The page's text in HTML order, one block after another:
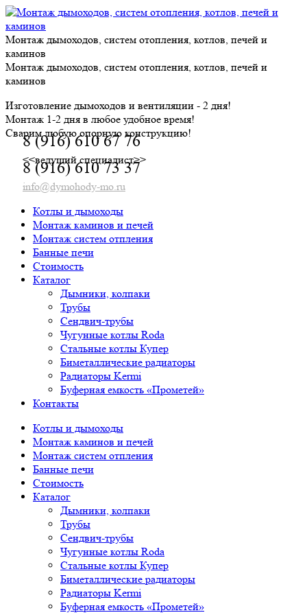
Skip
to
content
Монтаж дымоходов, систем отопления, котлов, печей и
каминов
Монтаж дымоходов, систем отопления, котлов, печей и
каминов
Изготовление дымоходов и вентиляции - 2 дня!
Монтаж 1-2 дня в любое удобное время!
Сварим любую опорную конструкцию!
8 (916) 610 67 76
<<ведущий специалист>>
8 (916) 610 73 37
info@dymohody-mo.ru
Котлы и дымоходы
Монтаж каминов и печей
Монтаж систем отпления
Банные печи
Стоимость
Каталог
Дымники, колпаки
Трубы
Сендвич-трубы
Чугунные котлы Roda
Стальные котлы Купер
Биметаллические радиаторы
Радиаторы Kermi
Буферная емкость «Прометей»
Контакты
Котлы и дымоходы
Монтаж каминов и печей
Монтаж систем отпления
Банные печи
Стоимость
Каталог
Дымники, колпаки
Трубы
Сендвич-трубы
Чугунные котлы Roda
Стальные котлы Купер
Биметаллические радиаторы
Радиаторы Kermi
Буферная емкость «Прометей»